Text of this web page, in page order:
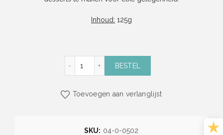
Inhoud: 125g
BESTEL
Toevoegen aan verlanglijst
SKU: 04-0-0502